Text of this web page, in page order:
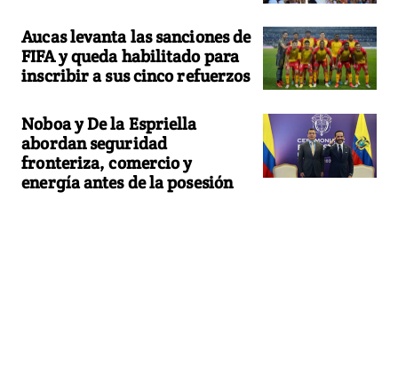
Aucas levanta las sanciones de
FIFA y queda habilitado para
inscribir a sus cinco refuerzos
Noboa y De la Espriella
abordan seguridad
fronteriza, comercio y
energía antes de la posesión